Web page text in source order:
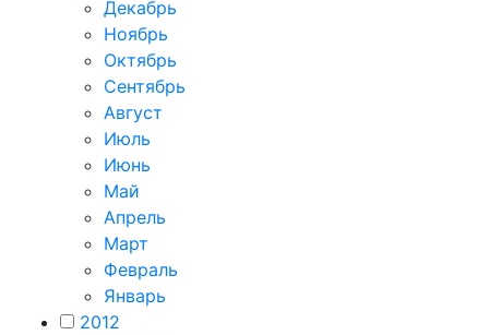
Декабрь
Ноябрь
Октябрь
Сентябрь
Август
Июль
Июнь
Май
Апрель
Март
Февраль
Январь
2012